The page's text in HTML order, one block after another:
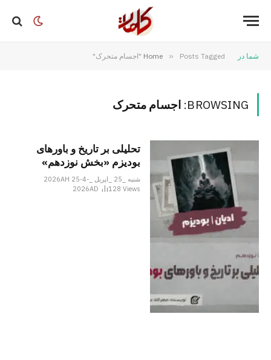
شما در Home » Posts Tagged "اجسام متحرک"
BROWSING: اجسام متحرک
تحلیلی بر تاریخ و باورهای
بودیزم «بخش نوزدهم»
شنبه _25 _اپریل _2026AH 25-4-
2026AD
128Views